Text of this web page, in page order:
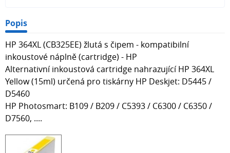
Popis
HP 364XL (CB325EE) žlutá s čipem - kompatibilní
inkoustové náplně (cartridge) - HP
Alternativní inkoustová cartridge nahrazující HP 364XL
Yellow (15ml) určená pro tiskárny HP Deskjet: D5445 /
D5460
HP Photosmart: B109 / B209 / C5393 / C6300 / C6350 /
D7560, ....